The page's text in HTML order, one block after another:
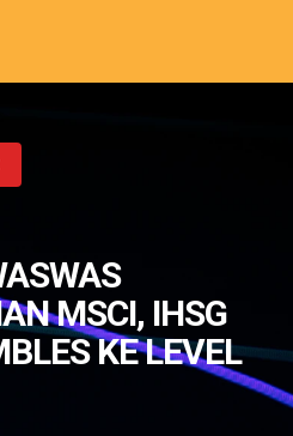
MSCI, IHSG
KE LEVEL